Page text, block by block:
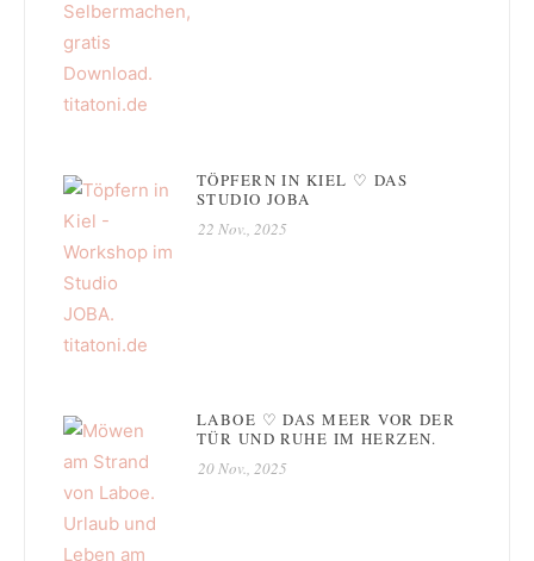
TÖPFERN IN KIEL ♡ DAS
STUDIO JOBA
22 Nov., 2025
LABOE ♡ DAS MEER VOR DER
TÜR UND RUHE IM HERZEN.
20 Nov., 2025